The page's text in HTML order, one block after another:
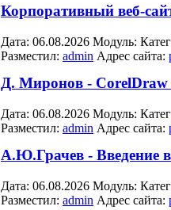
Корпоративный веб-
Дата: 06.08.2026 Модуль:
Разместил: admin Адрес сайта:
Д. Миронов - CorelDraw
Дата: 06.08.2026 Модуль:
Разместил: admin Адрес сайта:
А.Ю.Грачев - Введение
Дата: 06.08.2026 Модуль:
Разместил: admin Адрес сайта: